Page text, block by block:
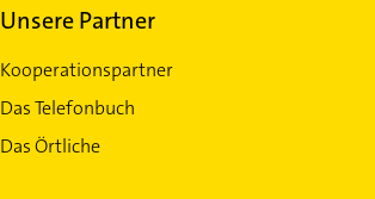
Unsere Partner
Kooperationspartner
Das Telefonbuch
Das Örtliche